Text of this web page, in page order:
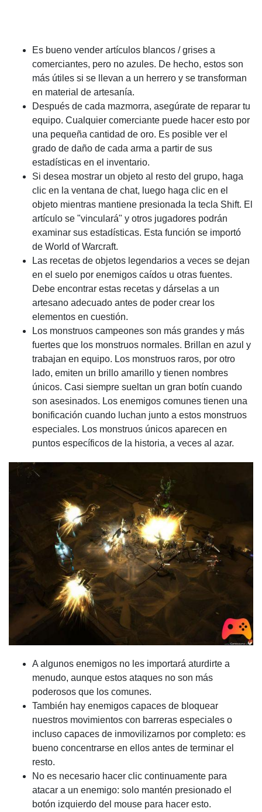
Es bueno vender artículos blancos / grises a
comerciantes, pero no azules. De hecho, estos son
más útiles si se llevan a un herrero y se transforman
en material de artesanía.
Después de cada mazmorra, asegúrate de reparar tu
equipo. Cualquier comerciante puede hacer esto por
una pequeña cantidad de oro. Es posible ver el
grado de daño de cada arma a partir de sus
estadísticas en el inventario.
Si desea mostrar un objeto al resto del grupo, haga
clic en la ventana de chat, luego haga clic en el
objeto mientras mantiene presionada la tecla Shift. El
artículo se "vinculará" y otros jugadores podrán
examinar sus estadísticas. Esta función se importó
de World of Warcraft.
Las recetas de objetos legendarios a veces se dejan
en el suelo por enemigos caídos u otras fuentes.
Debe encontrar estas recetas y dárselas a un
artesano adecuado antes de poder crear los
elementos en cuestión.
Los monstruos campeones son más grandes y más
fuertes que los monstruos normales. Brillan en azul y
trabajan en equipo. Los monstruos raros, por otro
lado, emiten un brillo amarillo y tienen nombres
únicos. Casi siempre sueltan un gran botín cuando
son asesinados. Los enemigos comunes tienen una
bonificación cuando luchan junto a estos monstruos
especiales. Los monstruos únicos aparecen en
puntos específicos de la historia, a veces al azar.
A algunos enemigos no les importará aturdirte a
menudo, aunque estos ataques no son más
poderosos que los comunes.
También hay enemigos capaces de bloquear
nuestros movimientos con barreras especiales o
incluso capaces de inmovilizarnos por completo: es
bueno concentrarse en ellos antes de terminar el
resto.
No es necesario hacer clic continuamente para
atacar a un enemigo: solo mantén presionado el
botón izquierdo del mouse para hacer esto.